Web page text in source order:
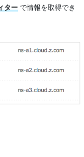
ターで情報を取得でき